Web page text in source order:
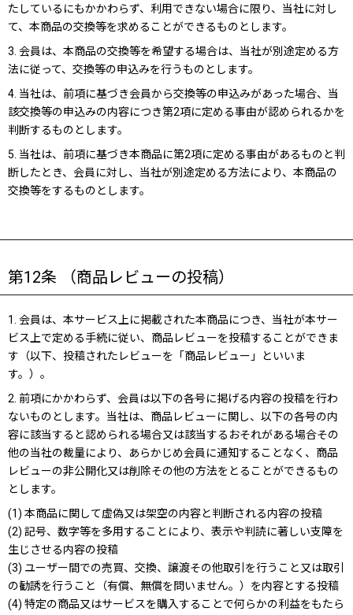
たしているにもかかわらず、利用できない場合に限り、当社に対し
て、本商品の交換等を求めることができるものとします。
3. 会員は、本商品の交換等を希望する場合は、当社が別途定める方
法に従って、交換等の申込みを行うものとします。
4. 当社は、前項に基づき会員から交換等の申込みがあった場合、当
該交換等の申込みの内容につき第2項に定める事由が認められるかを
判断するものとします。
5. 当社は、前項に基づき本商品に第2項に定める事由があるものと判
断したとき、会員に対し、当社が別途定める方法により、本商品の
交換等をするものとします。
第12条 （商品レビューの投稿）
1. 会員は、本サービス上に掲載された本商品につき、当社が本サー
ビス上で定める手続に従い、商品レビューを投稿することができま
す（以下、投稿されたレビューを「商品レビュー」といいま
す。）。
2. 前項にかかわらず、会員は以下の各号に掲げる内容の投稿を行わ
ないものとします。当社は、商品レビューに関し、以下の各号の内
容に該当すると認められる場合又は該当するおそれがある場合その
他の当社の裁量により、あらかじめ会員に通知することなく、商品
レビューの非公開化又は削除その他の方法をとることができるもの
とします。
(1) 本商品に関して虚偽又は架空の内容と判断される内容の投稿
(2) 記号、数字等を多用することにより、表示や判読に著しい支障を
生じさせる内容の投稿
(3) ユーザー間での売買、交換、譲渡その他取引を行うこと又は取引
の勧誘を行うこと（有償、無償を問いません。）を内容とする投稿
(4) 特定の商品又はサービスを購入することで何らかの利益をもたら